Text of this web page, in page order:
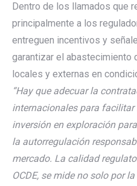
Dentro de los llamados que
principalmente a los
entreguen incentivos y
garantizar el abastecimiento
locales y externas en
“Hay que adecuar la
internacionales para
inversión en exploración
la autorregulación
mercado. La calidad
OCDE, se mide no solo por